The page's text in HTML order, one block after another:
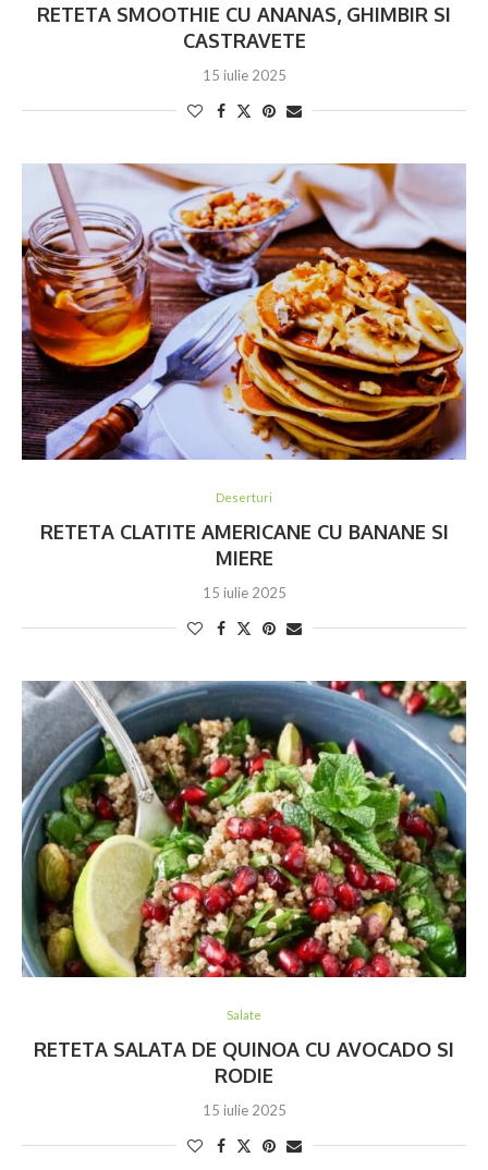
RETETA SMOOTHIE CU ANANAS, GHIMBIR SI
CASTRAVETE
15 iulie 2025
Deserturi
RETETA CLATITE AMERICANE CU BANANE SI
MIERE
15 iulie 2025
Salate
RETETA SALATA DE QUINOA CU AVOCADO SI
RODIE
15 iulie 2025